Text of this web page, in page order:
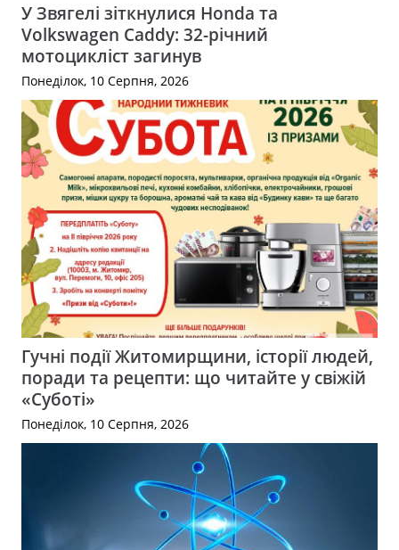
У Звягелі зіткнулися Honda та
Volkswagen Caddy: 32-річний
мотоцикліст загинув
Понеділок, 10 Серпня, 2026
Гучні події Житомирщини, історії людей,
поради та рецепти: що читайте у свіжій
«Суботі»
Понеділок, 10 Серпня, 2026